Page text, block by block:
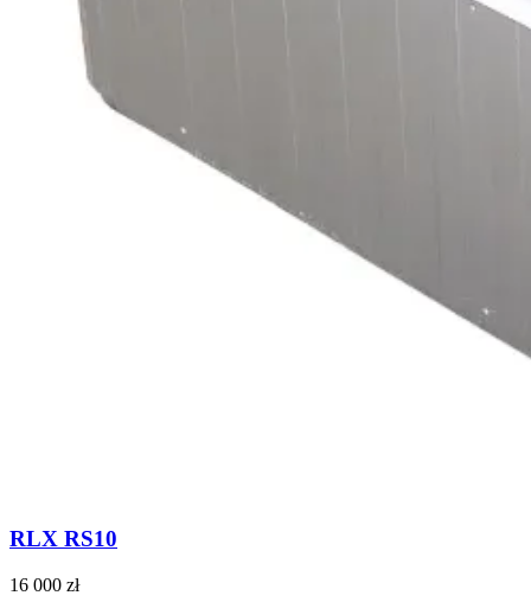
RLX RS10
16 000 zł